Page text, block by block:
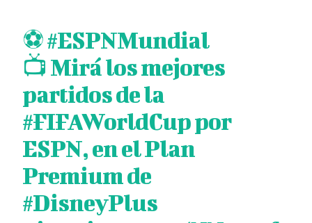
⚽#ESPNMundial
📺 Mirá los mejores
partidos de la
#FIFAWorldCuppor
ESPN, en el Plan
Premium de
#DisneyPlus